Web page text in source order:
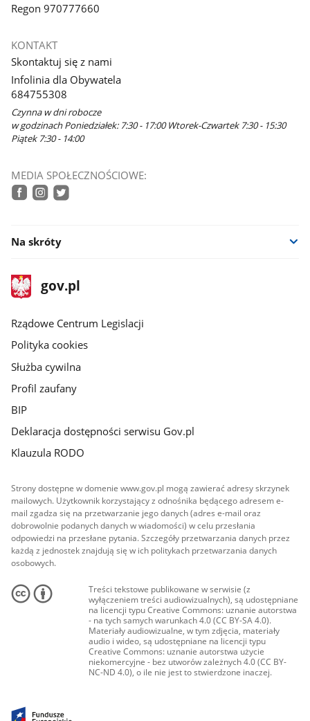
Regon 970777660
KONTAKT
Skontaktuj się z nami
Infolinia dla Obywatela
684755308
Czynna w dni robocze
w godzinach Poniedziałek: 7:30 - 17:00 Wtorek-Czwartek 7:30 - 15:30
Piątek 7:30 - 14:00
MEDIA SPOŁECZNOŚCIOWE:
Na skróty
stopka
gov.plStrona
gov.pl
Rządowe Centrum Legislacji
Polityka cookies
Służba cywilna
Profil zaufany
BIP
Deklaracja dostępności serwisu Gov.pl
Klauzula RODO
Strony dostępne w domenie www.gov.pl mogą zawierać adresy skrzynek
mailowych. Użytkownik korzystający z odnośnika będącego adresem e-
mail zgadza się na przetwarzanie jego danych (adres e-mail oraz
dobrowolnie podanych danych w wiadomości) w celu przesłania
odpowiedzi na przesłane pytania. Szczegóły przetwarzania danych przez
każdą z jednostek znajdują się w ich politykach przetwarzania danych
osobowych.
Treści tekstowe publikowane w serwisie (z
wyłączeniem treści audiowizualnych), są udostępniane
na licencji typu Creative Commons: uznanie autorstwa
- na tych samych warunkach 4.0 (CC BY-SA 4.0).
Materiały audiowizualne, w tym zdjęcia, materiały
audio i wideo, są udostępniane na licencji typu
Creative Commons: uznanie autorstwa użycie
niekomercyjne - bez utworów zależnych 4.0 (CC BY-
NC-ND 4.0), o ile nie jest to stwierdzone inaczej.